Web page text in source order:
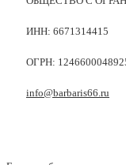
ИНН: 6671314415
ОГРН:
info@barbaris66.ru